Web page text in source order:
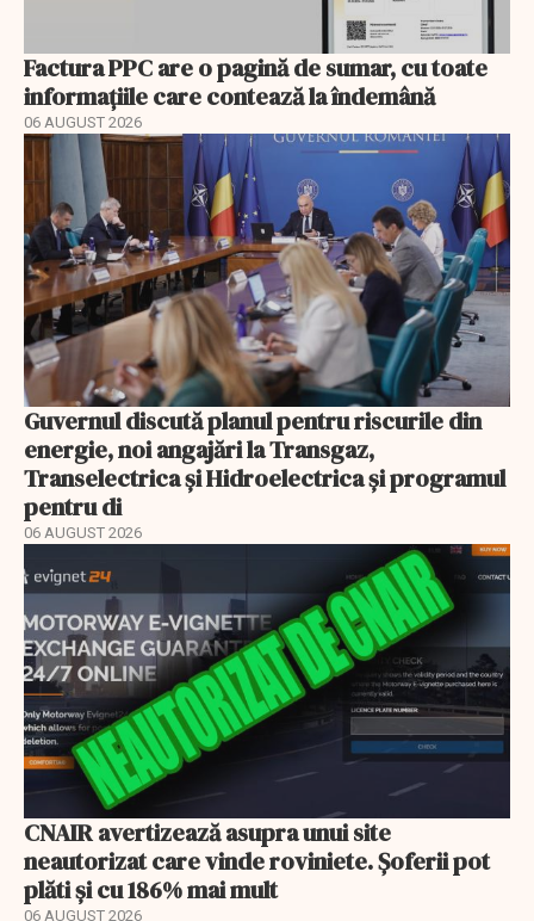
Factura PPC are o pagină de sumar, cu toate
informațiile care contează la îndemână
06 AUGUST 2026
Guvernul discută planul pentru riscurile din
energie, noi angajări la Transgaz,
Transelectrica și Hidroelectrica și programul
pentru di
06 AUGUST 2026
CNAIR avertizează asupra unui site
neautorizat care vinde roviniete. Șoferii pot
plăti și cu 186% mai mult
06 AUGUST 2026